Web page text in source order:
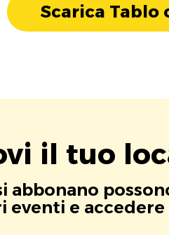
Scarica Tablo
il tuo
abbonano
eventi e